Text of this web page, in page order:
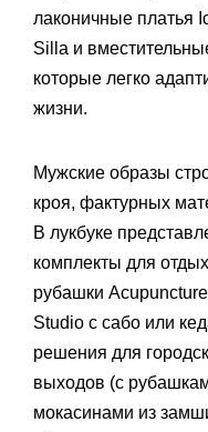
лаконичные платья
Silla и
которые легко
жизни.
Мужские образы
кроя, фактурных
В лукбуке
комплекты для
рубашки
Studio с сабо или
решения для
выходов (с
мокасинами из